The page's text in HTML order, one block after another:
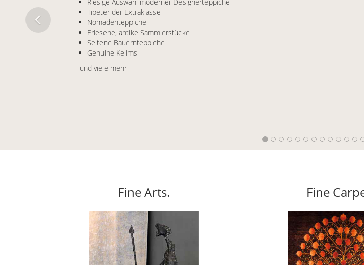
Tibeter der Extraklasse
Nomadenteppiche
Erlesene, antike Sammlerstücke
Seltene Bauernteppiche
Genuine Kelims
und viele mehr
Fine Arts. Fine